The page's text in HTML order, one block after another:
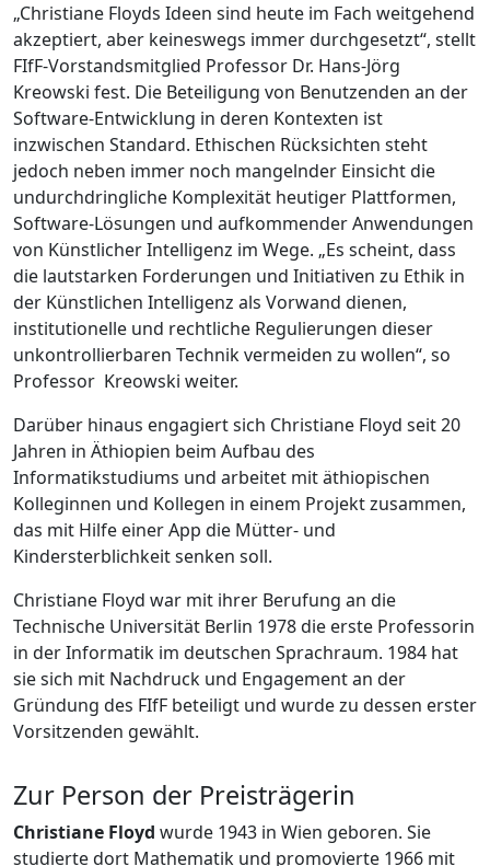
„Christiane Floyds Ideen sind heute im Fach weitgehend
akzeptiert, aber keineswegs immer durchgesetzt“, stellt
FIfF-Vorstandsmitglied Professor Dr. Hans-Jörg
Kreowski fest. Die Beteiligung von Benutzenden an der
Software-Entwicklung in deren Kontexten ist
inzwischen Standard. Ethischen Rücksichten steht
jedoch neben immer noch mangelnder Einsicht die
undurchdringliche Komplexität heutiger Plattformen,
Software-Lösungen und aufkommender Anwendungen
von Künstlicher Intelligenz im Wege. „Es scheint, dass
die lautstarken Forderungen und Initiativen zu Ethik in
der Künstlichen Intelligenz als Vorwand dienen,
institutionelle und rechtliche Regulierungen dieser
unkontrollierbaren Technik vermeiden zu wollen“, so
Professor Kreowski weiter.
Darüber hinaus engagiert sich Christiane Floyd seit 20
Jahren in Äthiopien beim Aufbau des
Informatikstudiums und arbeitet mit äthiopischen
Kolleginnen und Kollegen in einem Projekt zusammen,
das mit Hilfe einer App die Mütter- und
Kindersterblichkeit senken soll.
Christiane Floyd war mit ihrer Berufung an die
Technische Universität Berlin 1978 die erste Professorin
in der Informatik im deutschen Sprachraum. 1984 hat
sie sich mit Nachdruck und Engagement an der
Gründung des FIfF beteiligt und wurde zu dessen erster
Vorsitzenden gewählt.
Zur Person der Preisträgerin
Christiane Floyd wurde 1943 in Wien geboren. Sie
studierte dort Mathematik und promovierte 1966 mit